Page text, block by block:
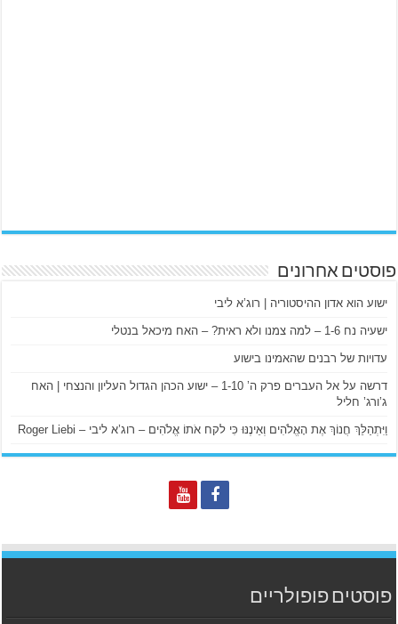
פוסטים אחרונים
ישוע הוא אדון ההיסטוריה | רוג’א ליבי
ישעיה נח 1-6 – למה צמנו ולא ראית? – האח מיכאל בנטלי
עדויות של רבנים שהאמינו בישוע
דרשה על אל העברים פרק ה’ 1-10 – ישוע הכהן הגדול העליון והנצחי | האח
ג’ורג’ חליל
וַיִּתְהַלֵּךְ חֲנוֹךְ אֶת הָאֱלֹהִים וְאֵינֶנּוּ כִּי לקח אֹתוֹ אֱלֹהִים – רוג’א ליבי – Roger Liebi
פוסטים פופולריים